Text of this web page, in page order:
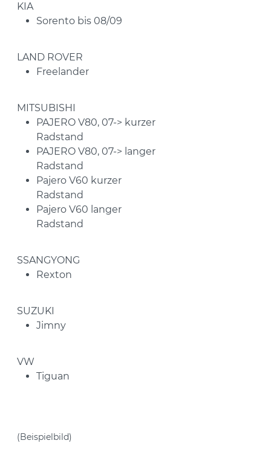
KIA
Sorento bis 08/09
LAND ROVER
Freelander
MITSUBISHI
PAJERO V80, 07-> kurzer
Radstand
PAJERO V80, 07-> langer
Radstand
Pajero V60 kurzer
Radstand
Pajero V60 langer
Radstand
SSANGYONG
Rexton
SUZUKI
Jimny
VW
Tiguan
(Beispielbild)